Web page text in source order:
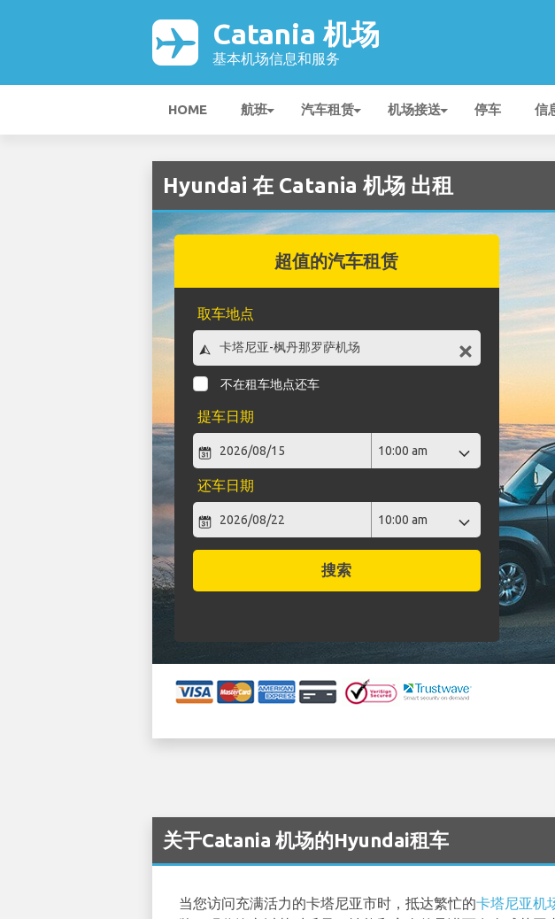
Catania 机场
基本机场信息和服务
HOME 航班 汽车租赁 机场接送 停车 信
Hyundai 在 Catania 机场 出租
超值的汽车租赁
取车地点
不在租车地点还车
提车日期
还车日期
搜索
关于Catania 机场的Hyundai租车
当您访问充满活力的卡塔尼亚市时，抵达繁忙的卡塔尼亚机